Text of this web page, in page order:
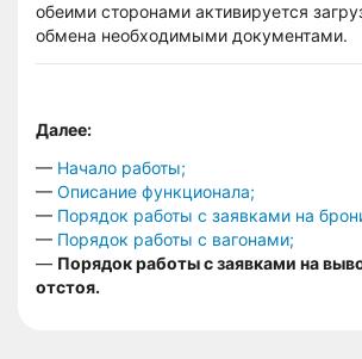
обеими сторонами активируется
обмена необходимыми документами.
Далее:
— Начало работы;
— Описание функционала;
— Порядок работы с заявками на
— Порядок работы с вагонами;
— Порядок работы с заявками на
отстоя.